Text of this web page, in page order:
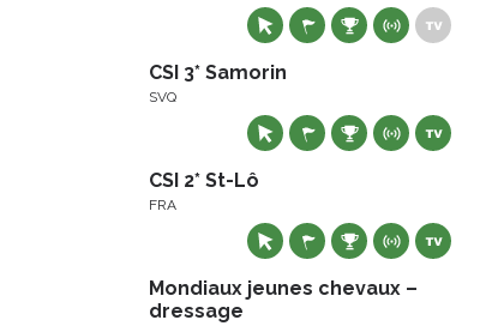
CSI 3* Samorin
SVQ
CSI 2* St-Lô
FRA
Mondiaux jeunes chevaux –
dressage